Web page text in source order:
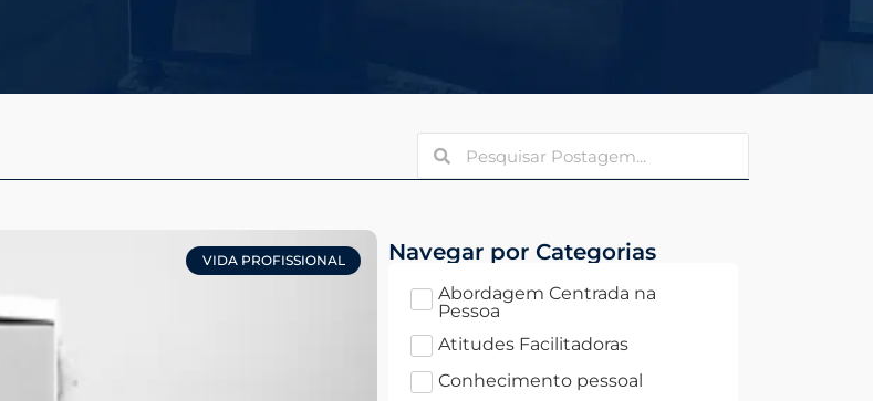
VIDA PROFISSIONAL Navegar por Categorias
Abordagem Centrada na
Pessoa
Atitudes Facilitadoras
Conhecimento pessoal